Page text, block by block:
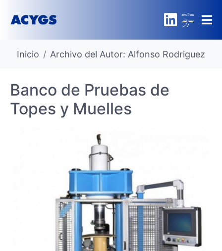
Inicio Archivo del Autor: Alfonso Rodriguez
Banco de Pruebas de
Topes y Muelles